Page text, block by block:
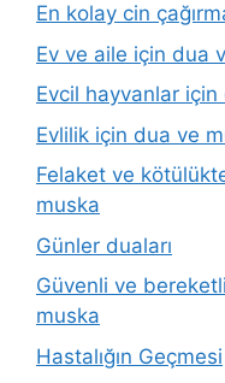
En kolay cin
Ev ve aile için dua
Evcil hayvanlar
Evlilik için dua ve
Felaket ve
muska
Günler duaları
Güvenli ve
muska
Hastalığın Geçmesi